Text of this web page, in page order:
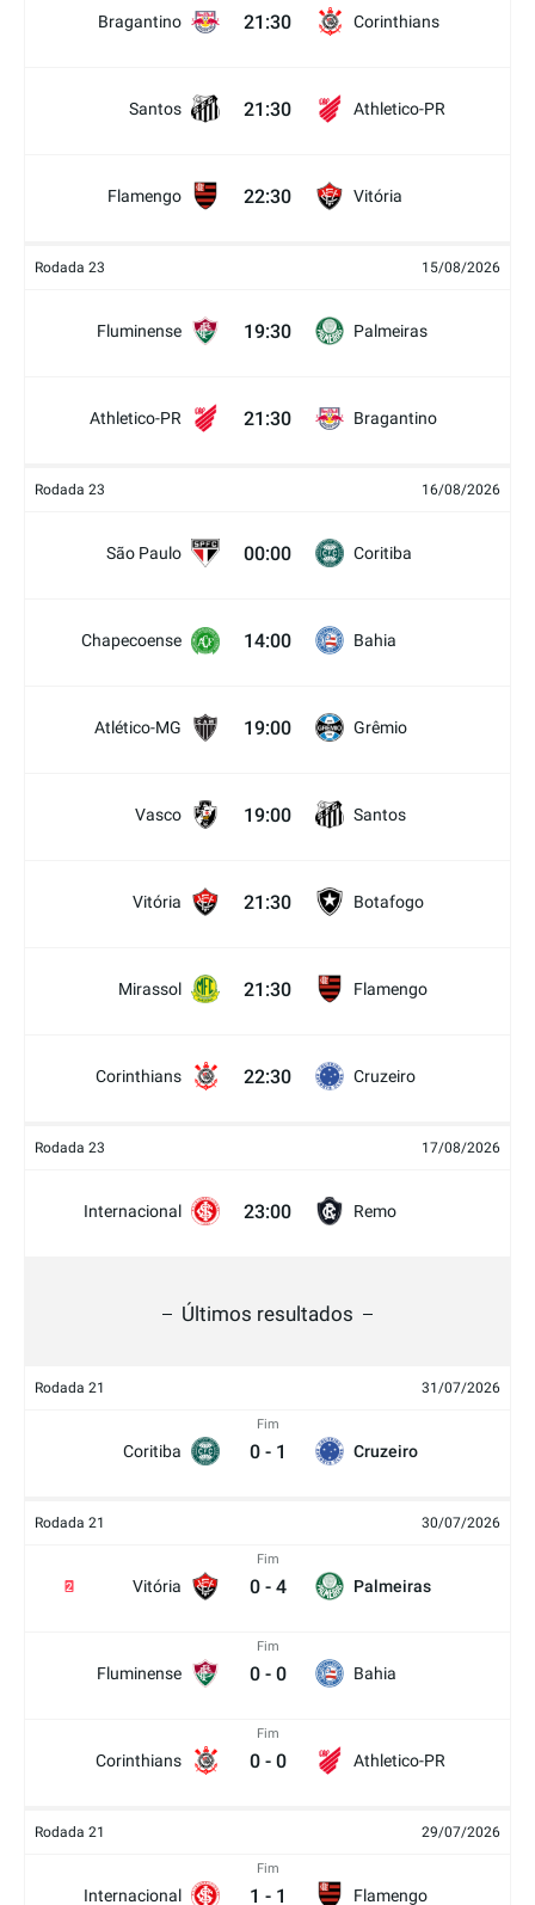
Bragantino 21:30 Corinthians
Santos 21:30 Athletico-PR
Flamengo 22:30 Vitória
Rodada 23 15/08/2026
Fluminense 19:30 Palmeiras
Athletico-PR 21:30 Bragantino
Rodada 23 16/08/2026
São Paulo 00:00 Coritiba
Chapecoense 14:00 Bahia
Atlético-MG 19:00 Grêmio
Vasco 19:00 Santos
Vitória 21:30 Botafogo
Mirassol 21:30 Flamengo
Corinthians 22:30 Cruzeiro
Rodada 23 17/08/2026
Internacional 23:00 Remo
Últimos resultados
Rodada 21 31/07/2026
Coritiba
Fim
0 - 1 Cruzeiro
Rodada 21 30/07/2026
Vitória
2
Fim
0 - 4 Palmeiras
Fluminense
Fim
0 - 0 Bahia
Corinthians
Fim
0 - 0 Athletico-PR
Rodada 21 29/07/2026
Internacional
Fim
1 - 1 Flamengo